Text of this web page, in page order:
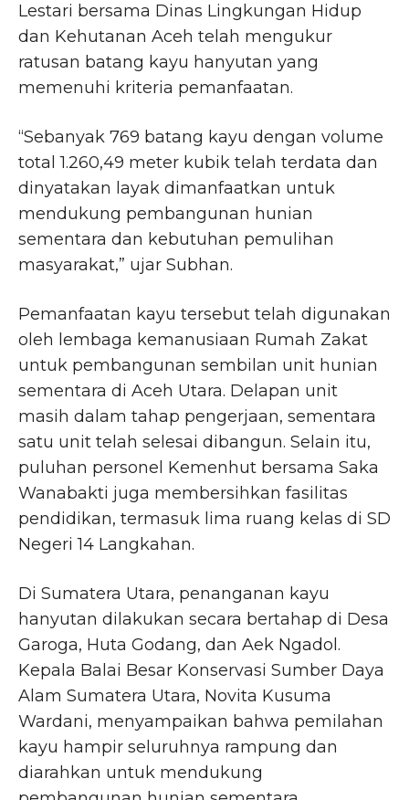
Lestari bersama Dinas Lingkungan Hidup
dan Kehutanan Aceh telah mengukur
ratusan batang kayu hanyutan yang
memenuhi kriteria pemanfaatan.
“Sebanyak 769 batang kayu dengan volume
total 1.260,49 meter kubik telah terdata dan
dinyatakan layak dimanfaatkan untuk
mendukung pembangunan hunian
sementara dan kebutuhan pemulihan
masyarakat,” ujar Subhan.
Pemanfaatan kayu tersebut telah digunakan
oleh lembaga kemanusiaan Rumah Zakat
untuk pembangunan sembilan unit hunian
sementara di Aceh Utara. Delapan unit
masih dalam tahap pengerjaan, sementara
satu unit telah selesai dibangun. Selain itu,
puluhan personel Kemenhut bersama Saka
Wanabakti juga membersihkan fasilitas
pendidikan, termasuk lima ruang kelas di SD
Negeri 14 Langkahan.
Di Sumatera Utara, penanganan kayu
hanyutan dilakukan secara bertahap di Desa
Garoga, Huta Godang, dan Aek Ngadol.
Kepala Balai Besar Konservasi Sumber Daya
Alam Sumatera Utara, Novita Kusuma
Wardani, menyampaikan bahwa pemilahan
kayu hampir seluruhnya rampung dan
diarahkan untuk mendukung